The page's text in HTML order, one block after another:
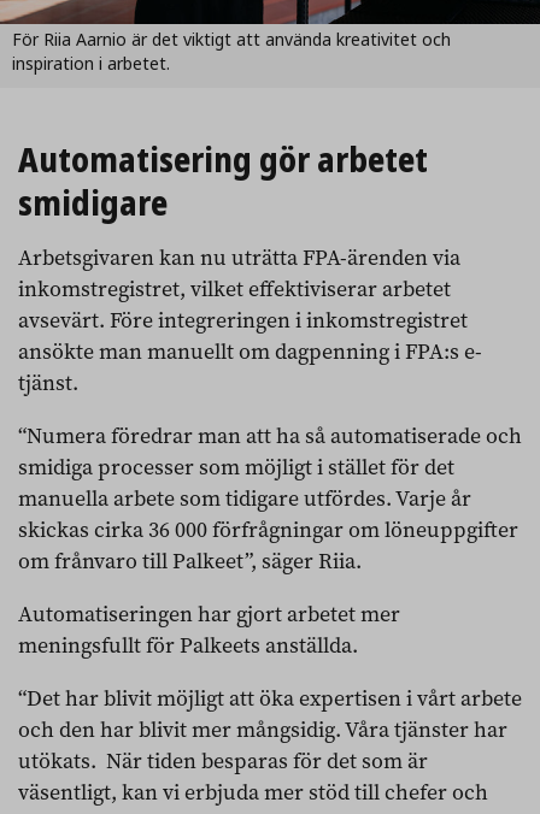
För Riia Aarnio är det viktigt att använda kreativitet och
inspiration i arbetet.
Automatisering gör arbetet
smidigare
Arbetsgivaren kan nu uträtta FPA-ärenden via
inkomstregistret, vilket effektiviserar arbetet
avsevärt. Före integreringen i inkomstregistret
ansökte man manuellt om dagpenning i FPA:s e-
tjänst.
“Numera föredrar man att ha så automatiserade och
smidiga processer som möjligt i stället för det
manuella arbete som tidigare utfördes. Varje år
skickas cirka 36 000 förfrågningar om löneuppgifter
om frånvaro till Palkeet”, säger Riia.
Automatiseringen har gjort arbetet mer
meningsfullt för Palkeets anställda.
“Det har blivit möjligt att öka expertisen i vårt arbete
och den har blivit mer mångsidig. Våra tjänster har
utökats. När tiden besparas för det som är
väsentligt, kan vi erbjuda mer stöd till chefer och